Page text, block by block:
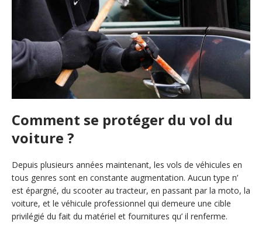
Comment se protéger du vol du
voiture ?
Depuis plusieurs années maintenant, les vols de véhicules en
tous genres sont en constante augmentation. Aucun type n’
est épargné, du scooter au tracteur, en passant par la moto, la
voiture, et le véhicule professionnel qui demeure une cible
privilégié du fait du matériel et fournitures qu’ il renferme.